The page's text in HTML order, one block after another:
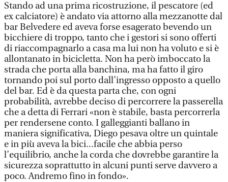
Stando ad una prima ricostruzione, il pescatore (ed
ex calciatore) è andato via attorno alla mezzanotte dal
bar Belvedere ed aveva forse esagerato bevendo un
bicchiere di troppo, tanto che i gestori si sono offerti
di riaccompagnarlo a casa ma lui non ha voluto e si è
allontanato in bicicletta. Non ha però imboccato la
strada che porta alla banchina, ma ha fatto il giro
tornando poi sul porto dall’ingresso opposto a quello
del bar. Ed è da questa parta che, con ogni
probabilità, avrebbe deciso di percorrere la passerella
che a detta di Ferrari «non è stabile, basta percorrerla
per rendersene conto. I galleggianti ballano in
maniera significativa, Diego pesava oltre un quintale
e in più aveva la bici...facile che abbia perso
l’equilibrio, anche la corda che dovrebbe garantire la
sicurezza soprattutto in alcuni punti serve davvero a
poco. Andremo fino in fondo».